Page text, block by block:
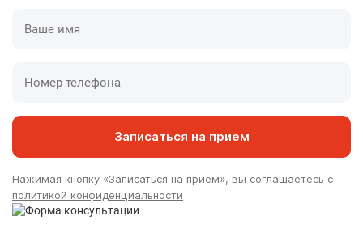
Записаться на прием
Нажимая кнопку «Записаться на прием», вы соглашаетесь с
политикой конфиденциальности